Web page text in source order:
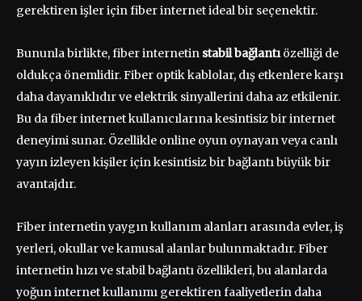
gerektiren işler için fiber internet ideal bir seçenektir.
Bununla birlikte, fiber internetin stabil bağlantıözelliği de
oldukça önemlidir. Fiber optik kablolar, dış etkenlere karşı
daha dayanıklıdır ve elektrik sinyallerini daha az etkilenir.
Bu da fiber internet kullanıcılarına kesintisiz bir internet
deneyimi sunar. Özellikle online oyun oynayan veya canlı
yayın izleyen kişiler için kesintisiz bir bağlantı büyük bir
avantajdır.
Fiber internetin yaygın kullanım alanları arasında evler, iş
yerleri, okullar ve kamusal alanlar bulunmaktadır. Fiber
internetin hızı ve stabil bağlantı özellikleri, bu alanlarda
yoğun internet kullanımı gerektiren faaliyetlerin daha